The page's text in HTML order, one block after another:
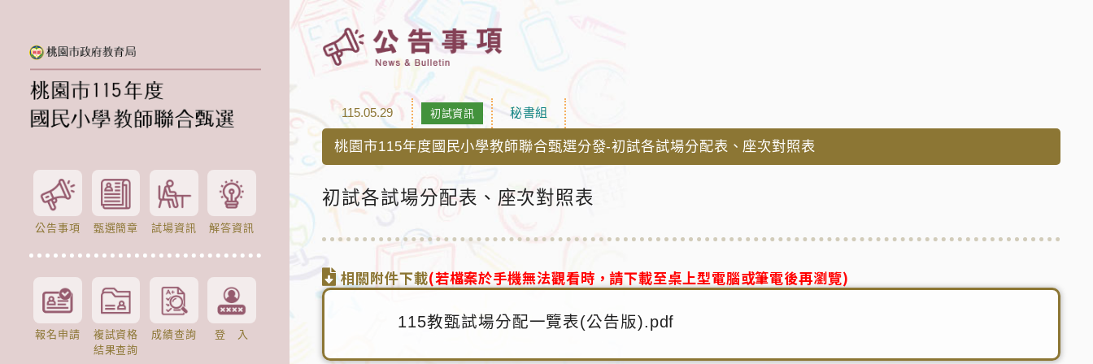
公告事項 甄選簡章 試場資訊 解答資訊
報名申請
複試資格
結果查詢
成績查詢 登 入
115.05.29 初試資訊 秘書組
桃園市115年度國民小學教師聯合甄選分發-初試各試場分配表、座次對照表
初試各試場分配表、座次對照表
相關附件下載(若檔案於手機無法觀看時，請下載至桌上型電腦或筆電後再瀏覽)
115教甄試場分配一覽表(公告版).pdf